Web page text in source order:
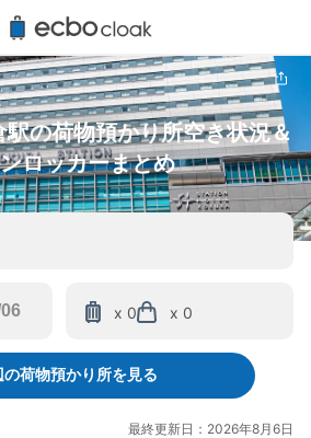
駅の荷物預かり所空き状況＆
ロッカーまとめ
x 0 x 0
の荷物預かり所を見る
最終更新日：2026年8月6日